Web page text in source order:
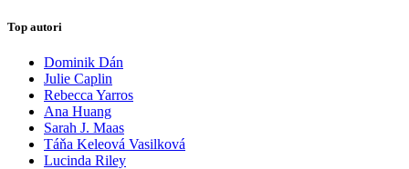
Top autori
Dominik Dán
Julie Caplin
Rebecca Yarros
Ana Huang
Sarah J. Maas
Táňa Keleová Vasilková
Lucinda Riley